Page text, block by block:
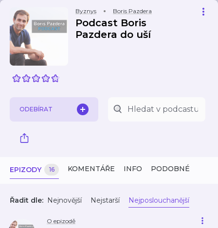
Byznys Boris Pazdera
Podcast Boris
Pazdera do uší
ODEBÍRAT
EPIZODY 16 KOMENTÁŘE INFO PODOBNÉ
Řadit dle: Nejnovější Nejstarší Nejposlouchanější
O epizodě